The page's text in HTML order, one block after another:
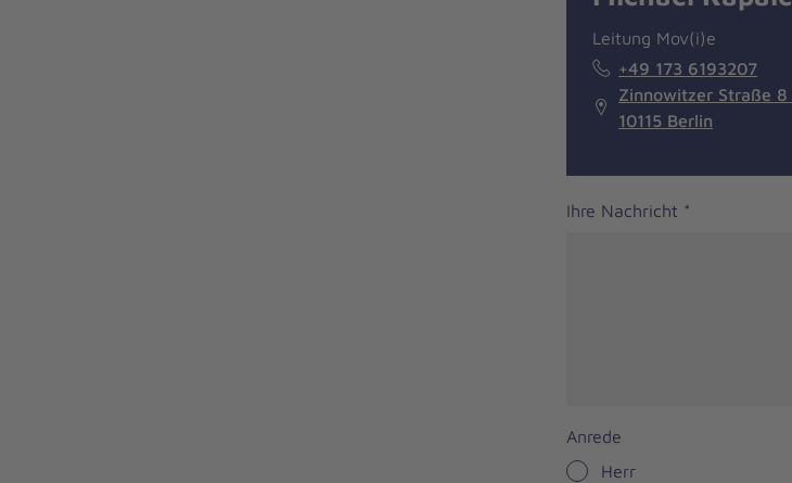
Leitung Mov(i)e
+49 173 6193207
Zinnowitzer Straße 8
10115 Berlin
Ihre Nachricht *
Anrede
Herr